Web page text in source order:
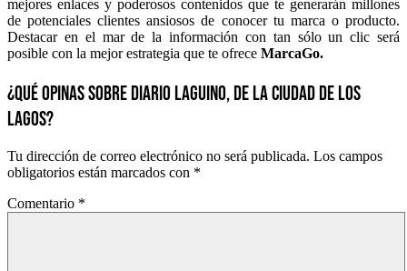
mejores enlaces y poderosos contenidos que te generarán millones
de potenciales clientes ansiosos de conocer tu marca o producto.
Destacar en el mar de la información con tan sólo un clic será
posible con la mejor estrategia que te ofrece MarcaGo.
¿QUÉ OPINAS SOBRE DIARIO LAGUINO, DE LA CIUDAD DE LOS
LAGOS?
Tu dirección de correo electrónico no será publicada. Los campos
obligatorios están marcados con *
Comentario *